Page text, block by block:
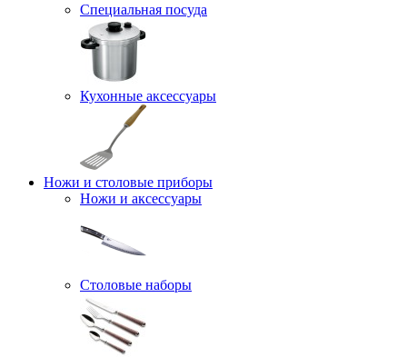
Специальная посуда
Кухонные аксессуары
Ножи и столовые приборы
Ножи и аксессуары
Столовые наборы